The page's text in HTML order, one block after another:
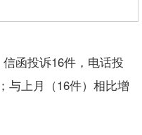
函投诉16件，电话投
与上月（16件）相比增